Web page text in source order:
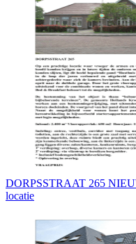
DORPSSTRAAT 265
locatie